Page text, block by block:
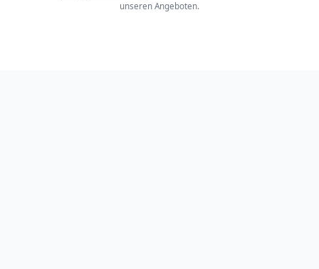
unseren Angeboten.